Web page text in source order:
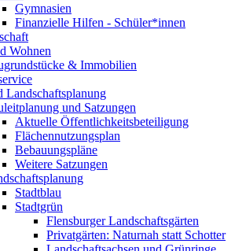
Gymnasien
Finanzielle Hilfen - Schüler*innen
Wohnen
& Immobilien
Landschaftsplanung
und Satzungen
Aktuelle Öffentlichkeitsbeteiligung
Flächennutzungsplan
Bebauungspläne
Weitere Satzungen
Stadtblau
Stadtgrün
Flensburger Landschaftsgärten
Privatgärten: Naturnah statt Schotter